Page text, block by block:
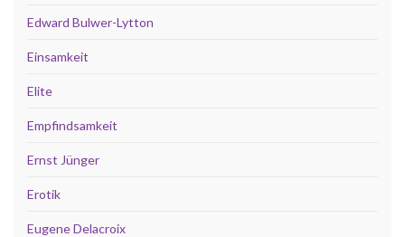
Edward Bulwer-Lytton
Einsamkeit
Elite
Empfindsamkeit
Ernst Jünger
Erotik
Eugene Delacroix